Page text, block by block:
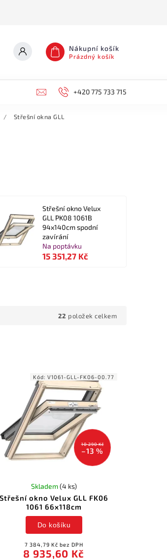
Nákupní košík
Prázdný košík
KONTAKTY +420 775 733 715
/ Střešní okna GLL
Střešní okno Velux
GLL PK08 1061B
94x140cm spodní
zavírání
Na poptávku
15 351,27 Kč
22 položek celkem
10 290 Kč
–13 %
Střešní okno Velux GLL FK06
1061 66x118cm
Skladem(4 ks)
7 384,79 Kč bez DPH
8 935,60 Kč
Do košíku
Kód:V1061-GLL-FK06-00.77